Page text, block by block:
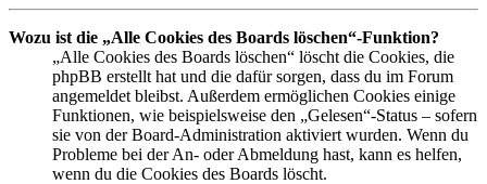
Wozu ist die „Alle Cookies des Boards löschen“-Funktion?
„Alle Cookies des Boards löschen“ löscht die Cookies, die
phpBB erstellt hat und die dafür sorgen, dass du im Forum
angemeldet bleibst. Außerdem ermöglichen Cookies einige
Funktionen, wie beispielsweise den „Gelesen“-Status – sofern
sie von der Board-Administration aktiviert wurden. Wenn du
Probleme bei der An- oder Abmeldung hast, kann es helfen,
wenn du die Cookies des Boards löscht.